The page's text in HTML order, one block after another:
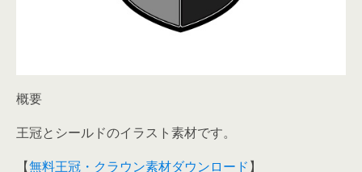
概要
王冠とシールドのイラスト素材です。
【無料王冠・クラウン素材ダウンロード】